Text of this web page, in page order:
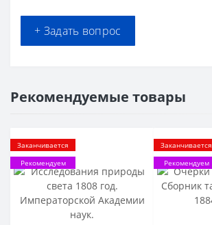
+ Задать вопрос
Рекомендуемые товары
Заканчивается
Рекомендуем
Заканчивается
Рекомендуем